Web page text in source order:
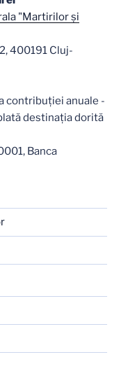
"Martirilor şi
400191 Cluj-
contribuției anuale -
destinația dorită
Banca